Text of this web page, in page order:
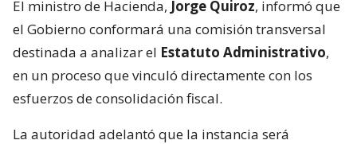
El ministro de Hacienda, Jorge Quiroz, informó que
el Gobierno conformará una comisión transversal
destinada a analizar el Estatuto Administrativo,
en un proceso que vinculó directamente con los
esfuerzos de consolidación fiscal.
La autoridad adelantó que la instancia será